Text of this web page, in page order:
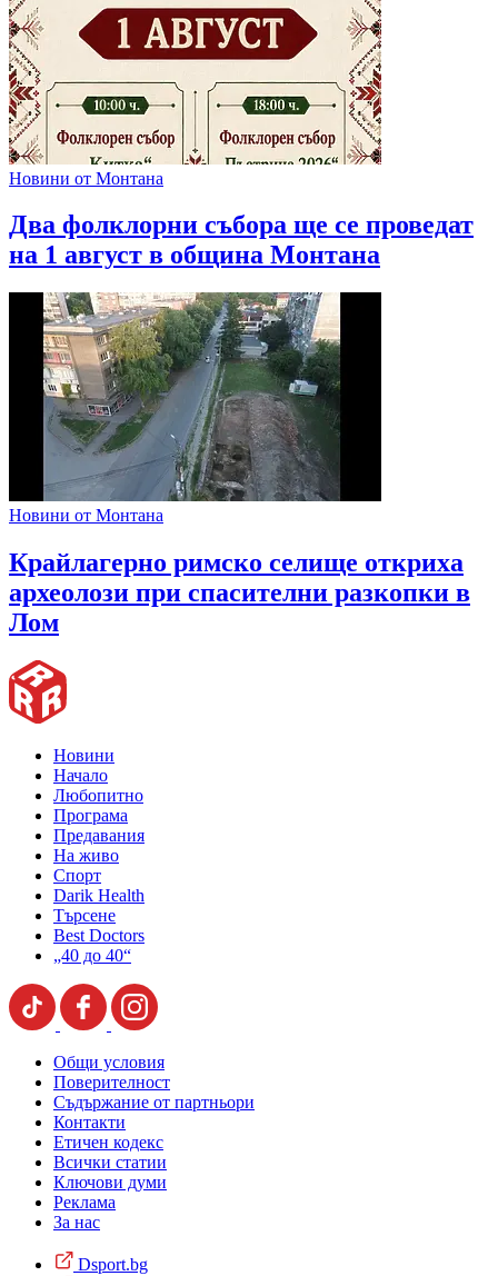
Новини от Монтана
Два фолклорни събора ще се проведат
на 1 август в община Монтана
Новини от Монтана
Крайлагерно римско селище откриха
археолози при спасителни разкопки в
Лом
Новини
Начало
Любопитно
Програма
Предавания
На живо
Спорт
Darik Health
Търсене
Best Doctors
„40 до 40“
Общи условия
Поверителност
Съдържание от партньори
Контакти
Етичен кодекс
Всички статии
Ключови думи
Реклама
За нас
Dsport.bg